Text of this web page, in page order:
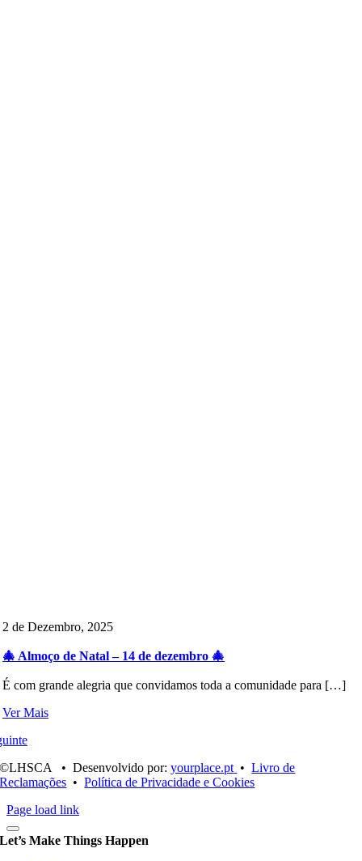
2 de Dezembro, 2025
🎄 Almoço de Natal – 14 de dezembro 🎄
É com grande alegria que convidamos toda a comunidade para […]
Ver Mais
©LHSCA • Desenvolvido por:yourplace.pt •Livro de
Reclamações •Política de Privacidade e Cookies
Page load link
Let’s Make Things Happen